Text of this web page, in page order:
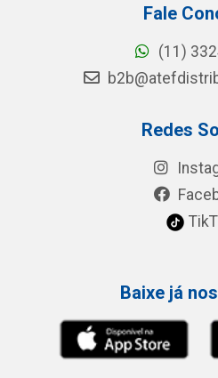
Fale
(11)
Redes
Baixe já